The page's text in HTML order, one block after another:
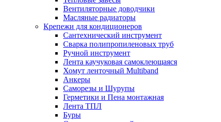
Вентиляторные доводчики
Масляные радиаторы
Крепежи для кондиционеров
Сантехнический инструмент
Сварка полипропиленовых труб
Ручной инструмент
Лента каучуковая самоклеющаяся
Хомут ленточный Multiband
Анкеры
Саморезы и Шурупы
Герметики и Пена монтажная
Лента ТПЛ
Буры